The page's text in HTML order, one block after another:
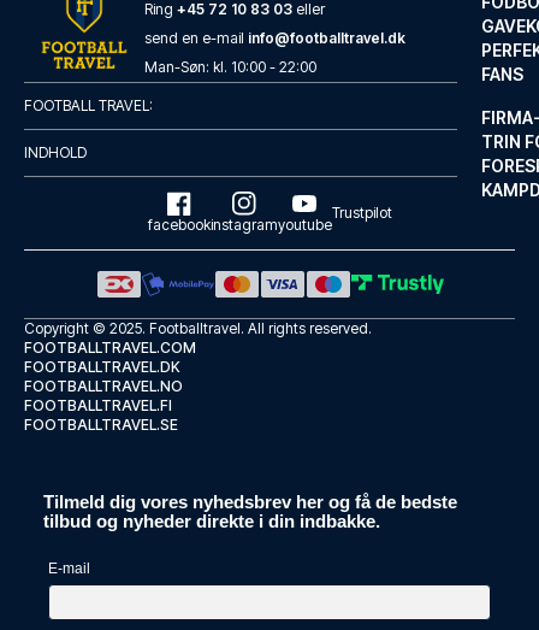
FANS
TRIN
Generator Barcelona
Med et ophold ved Generator Ba...
LÆS MERE OM HOTELLET
Murmuri Residence Mercader
Med et ophold hos Murmuri Resi...
LÆS MERE OM HOTELLET
Ring +45 72 10 83 03 eller
send en e-mail info@footballtravel.dk
Man-Søn: kl. 10:00 - 22:00
FOOTBALL TRAVEL:
INDHOLD
facebookinstagramyoutube
Trustpilot
Copyright © 2025. Footballtravel. All rights reserved.
FOOTBALLTRAVEL.COM
FOOTBALLTRAVEL.DK
FOOTBALLTRAVEL.NO
FOOTBALLTRAVEL.FI
FOOTBALLTRAVEL.SE
Tilmeld dig vores nyhedsbrev her og få de bedste
tilbud og nyheder direkte i din indbakke.
E-mail